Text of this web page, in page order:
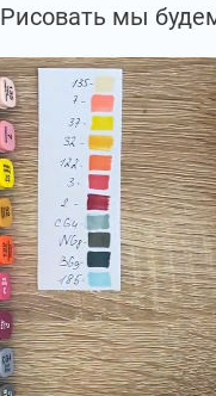
Рисовать мы